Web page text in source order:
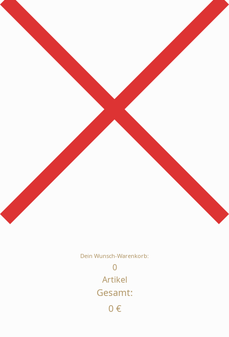
Dein Wunsch-Warenkorb:
0
Artikel
Gesamt:
0 €